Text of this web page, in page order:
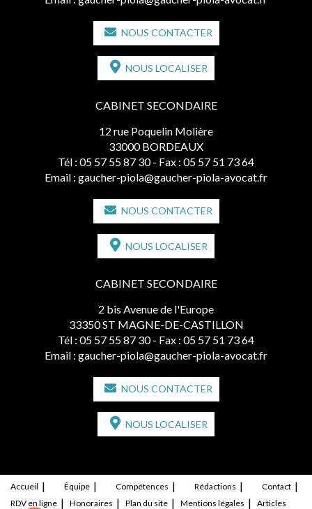
NOUS CONTACTER
NOUS LOCALISER
CABINET SECONDAIRE
12 rue Poquelin Molière
33000 BORDEAUX
Tél : 05 57 55 87 30 - Fax : 05 57 51 73 64
Email : gaucher-piola@gaucher-piola-avocat.fr
NOUS CONTACTER
NOUS LOCALISER
CABINET SECONDAIRE
2 bis Avenue de l'Europe
33350 ST MAGNE-DE-CASTILLON
Tél : 05 57 55 87 30 - Fax : 05 57 51 73 64
Email : gaucher-piola@gaucher-piola-avocat.fr
NOUS CONTACTER
NOUS LOCALISER
Accueil Équipe Compétences Rédactions
Contact
RDV en ligne
Honoraires Plan du site Mentions légales Articles